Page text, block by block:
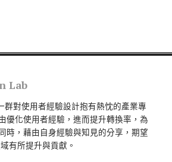
Lab
群對使用者經驗設計抱有熱忱的產業專
優化使用者經驗，進而提升轉換率，為
時，藉由自身經驗與知見的分享，期望
有所提升與貢獻。